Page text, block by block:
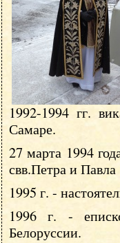
1992-1994 гг.
Самаре.
27 марта 1994
свв.Петра и
1995 г. -
1996 г. -
Белоруссии.